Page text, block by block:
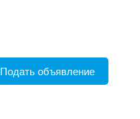
Подать объявление